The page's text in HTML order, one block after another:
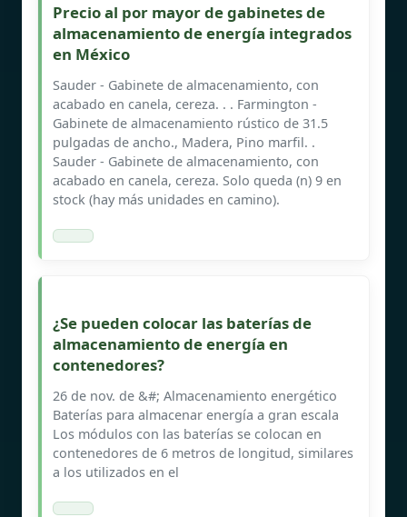
Precio al por mayor de gabinetes de
almacenamiento de energía integrados
en México
Sauder - Gabinete de almacenamiento, con
acabado en canela, cereza. . . Farmington -
Gabinete de almacenamiento rústico de 31.5
pulgadas de ancho., Madera, Pino marfil. .
Sauder - Gabinete de almacenamiento, con
acabado en canela, cereza. Solo queda (n) 9 en
stock (hay más unidades en camino).
¿Se pueden colocar las baterías de
almacenamiento de energía en
contenedores?
26 de nov. de &#; Almacenamiento energético
Baterías para almacenar energía a gran escala
Los módulos con las baterías se colocan en
contenedores de 6 metros de longitud, similares
a los utilizados en el